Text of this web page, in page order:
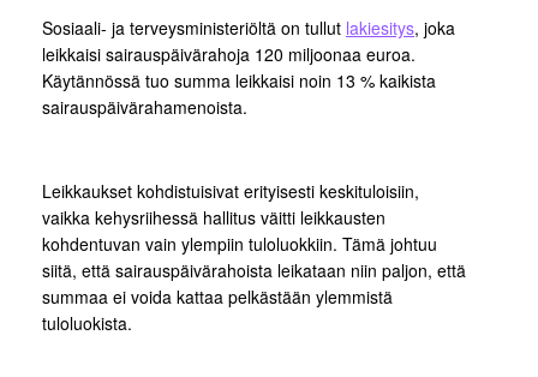
Sosiaali- ja terveysministeriöltä on tullut lakiesitys, joka
leikkaisi sairauspäivärahoja 120 miljoonaa euroa.
Käytännössä tuo summa leikkaisi noin 13 % kaikista
sairauspäivärahamenoista.
Leikkaukset kohdistuisivat erityisesti keskituloisiin,
vaikka kehysriihessä hallitus väitti leikkausten
kohdentuvan vain ylempiin tuloluokkiin. Tämä johtuu
siitä, että sairauspäivärahoista leikataan niin paljon, että
summaa ei voida kattaa pelkästään ylemmistä
tuloluokista.